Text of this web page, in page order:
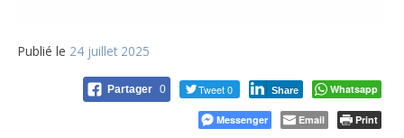
Publié le 24 juillet 2025
Partager 0 Tweet 0 Share Whatsapp
Messenger Email Print